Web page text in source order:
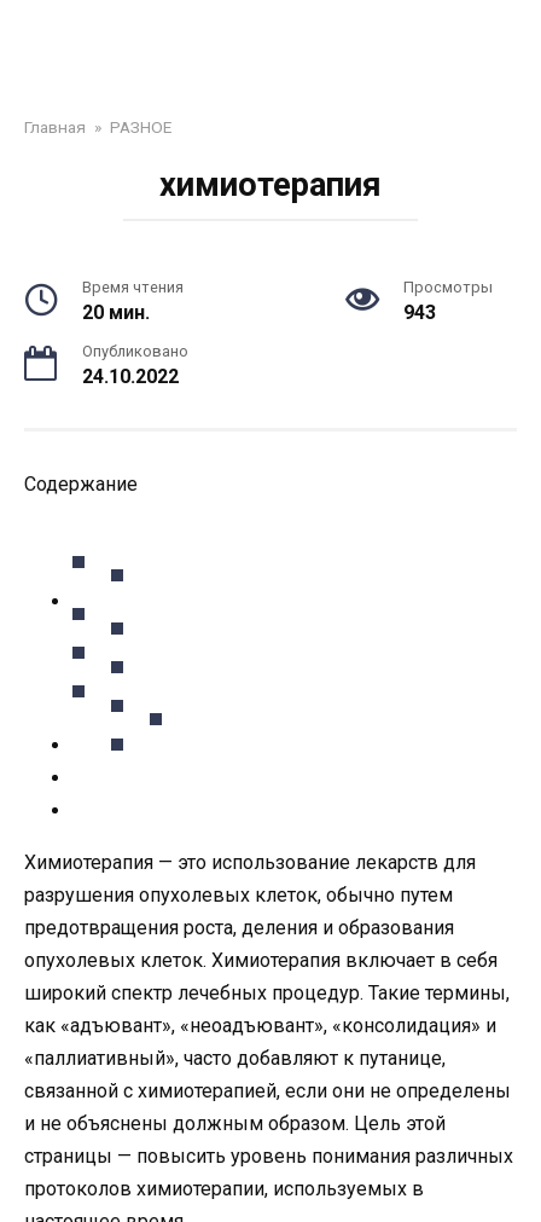
Главная » РАЗНОЕ
химиотерапия
Время чтения
20 мин.
Просмотры
943
Опубликовано
24.10.2022
Содержание
Химиотерапия — это использование лекарств для
разрушения опухолевых клеток, обычно путем
предотвращения роста, деления и образования
опухолевых клеток. Химиотерапия включает в себя
широкий спектр лечебных процедур. Такие термины,
как «адъювант», «неоадъювант», «консолидация» и
«паллиативный», часто добавляют к путанице,
связанной с химиотерапией, если они не определены
и не объяснены должным образом. Цель этой
страницы — повысить уровень понимания различных
протоколов химиотерапии, используемых в